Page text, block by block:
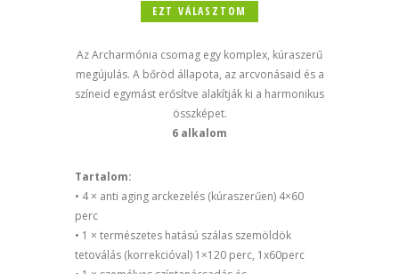
EZT VÁLASZTOM
Az Archarmónia csomag egy komplex, kúraszerű
megújulás. A bőröd állapota, az arcvonásaid és a
színeid egymást erősítve alakítják ki a harmonikus
összképet.
6 alkalom
Tartalom:
• 4 × anti aging arckezelés (kúraszerűen) 4×60
perc
• 1 × természetes hatású szálas szemöldök
tetoválás (korrekcióval) 1×120 perc, 1x60perc